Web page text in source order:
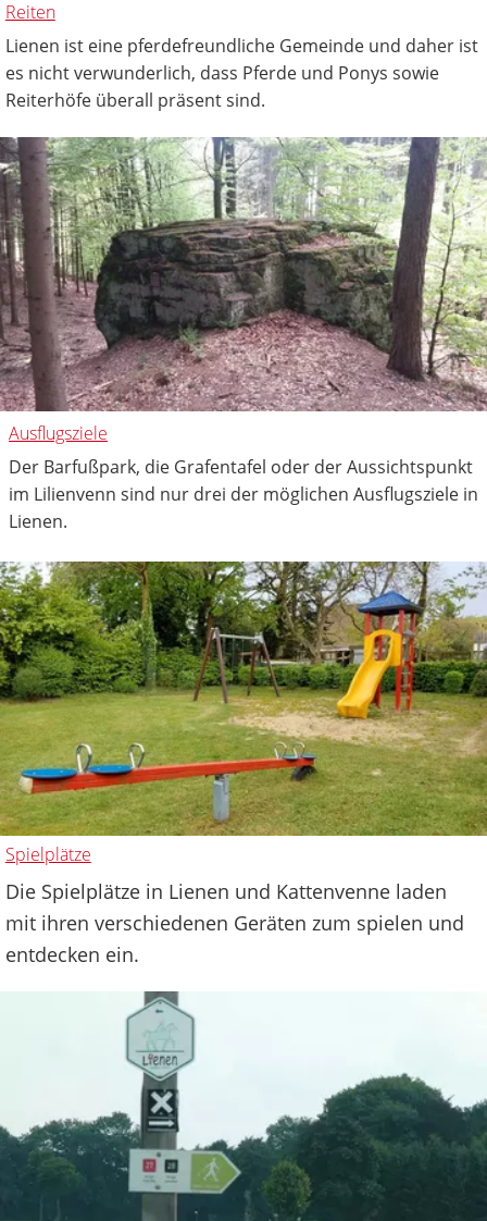
Reiten
Lienen ist eine pferdefreundliche Gemeinde und daher ist
es nicht verwunderlich, dass Pferde und Ponys sowie
Reiterhöfe überall präsent sind.
Ausflugsziele
Der Barfußpark, die Grafentafel oder der Aussichtspunkt
im Lilienvenn sind nur drei der möglichen Ausflugsziele in
Lienen.
Spielplätze
Die Spielplätze in Lienen und Kattenvenne laden
mit ihren verschiedenen Geräten zum spielen und
entdecken ein.